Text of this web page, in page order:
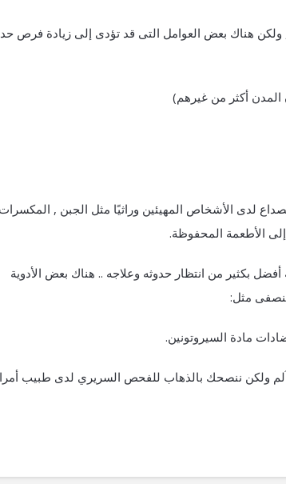
, ولكن هناك بعض العوامل التى قد تؤدى إلى زيادة فرص
أكثر من غيرهم)
لدى الأشخاص المهيئين وراثيًا مثل الجبن ,
الأطعمة المحفوظة.
بكثير من انتظار حدوثه وعلاجه .. هناك بعض الأدوية
مثل:
مادة السيروتونين.
آلم ولكن ننصحك بالذهاب للفحص السريري لدى طبيب